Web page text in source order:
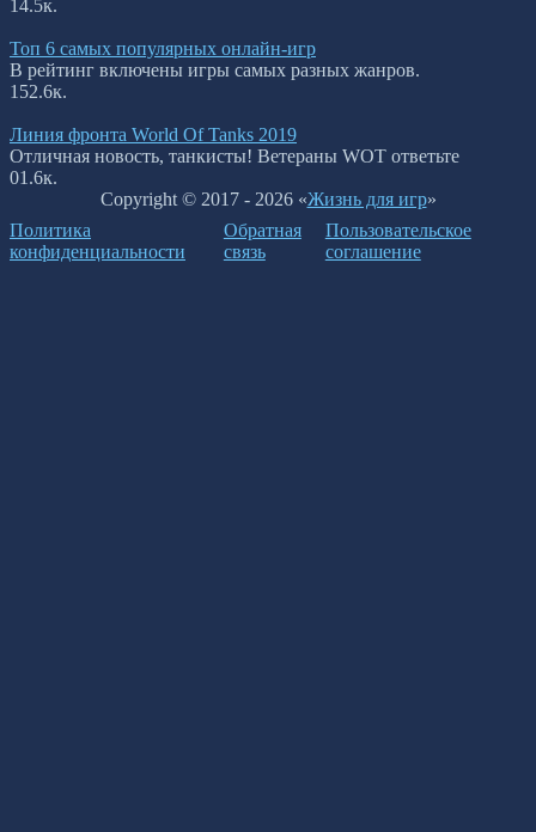
14.5к.
Топ 6 самых популярных онлайн-игр
В рейтинг включены игры самых разных жанров.
152.6к.
Линия фронта World Of Tanks 2019
Отличная новость, танкисты! Ветераны WOT ответьте
01.6к.
Copyright © 2017 - 2026 «Жизнь для игр»
Политика
конфиденциальности
Обратная
связь
Пользовательское
соглашение